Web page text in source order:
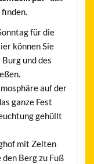
für die
können Sie
und des
auf der
ganze Fest
gehüllt
mit Zelten
Berg zu Fuß